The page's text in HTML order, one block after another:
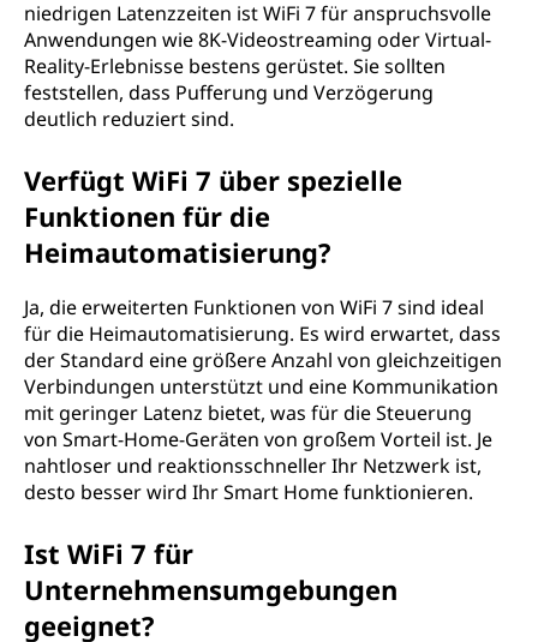
niedrigen Latenzzeiten ist WiFi 7 für anspruchsvolle
Anwendungen wie 8K-Videostreaming oder Virtual-
Reality-Erlebnisse bestens gerüstet. Sie sollten
feststellen, dass Pufferung und Verzögerung
deutlich reduziert sind.
Verfügt WiFi 7 über spezielle
Funktionen für die
Heimautomatisierung?
Ja, die erweiterten Funktionen von WiFi 7 sind ideal
für die Heimautomatisierung. Es wird erwartet, dass
der Standard eine größere Anzahl von gleichzeitigen
Verbindungen unterstützt und eine Kommunikation
mit geringer Latenz bietet, was für die Steuerung
von Smart-Home-Geräten von großem Vorteil ist. Je
nahtloser und reaktionsschneller Ihr Netzwerk ist,
desto besser wird Ihr Smart Home funktionieren.
Ist WiFi 7 für
Unternehmensumgebungen
geeignet?